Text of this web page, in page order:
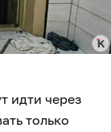
идти через
только